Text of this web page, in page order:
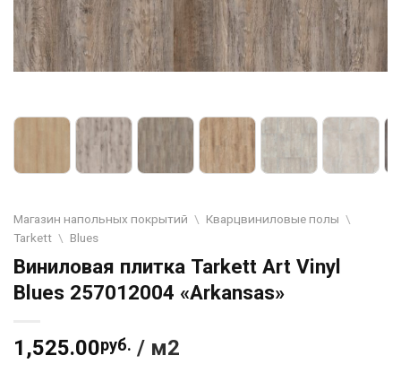
Магазин напольных покрытий \ Кварцвиниловые полы \
Tarkett \ Blues
Виниловая плитка Tarkett Art Vinyl
Blues 257012004 «Arkansas»
1,525.00руб. / м2